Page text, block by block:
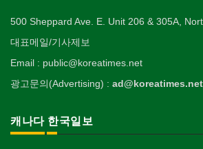
500 Sheppard Ave. E. Unit 206 & 305A,
대표메일/기사제보
Email : public@koreatimes.net
광고문의(Advertising) : ad@koreatimes.net
캐나다 한국일보